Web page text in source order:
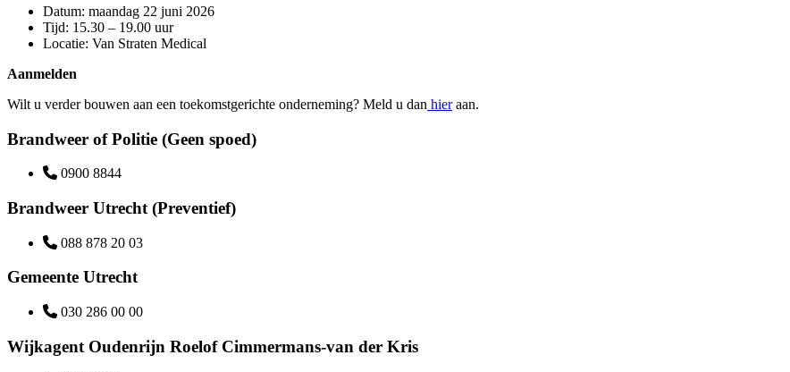
Datum: maandag 22 juni 2026
Tijd: 15.30 – 19.00 uur
Locatie: Van Straten Medical
Aanmelden
Wilt u verder bouwen aan een toekomstgerichte onderneming? Meld u dan hieraan.
Brandweer of Politie (Geen spoed)
0900 8844
Brandweer Utrecht (Preventief)
088 878 20 03
Gemeente Utrecht
030 286 00 00
Wijkagent Oudenrijn Roelof Cimmermans-van der Kris